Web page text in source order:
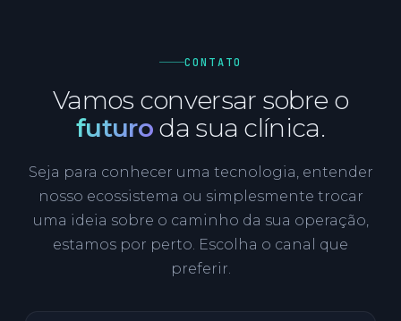
CONTATO
Vamos conversar sobre o
futuro da sua clínica.
Seja para conhecer uma tecnologia, entender
nosso ecossistema ou simplesmente trocar
uma ideia sobre o caminho da sua operação,
estamos por perto. Escolha o canal que
preferir.